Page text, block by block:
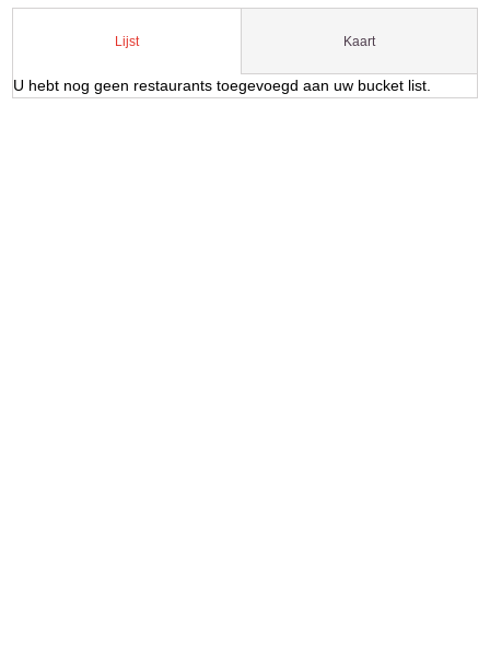
Lijst Kaart
U hebt nog geen restaurants toegevoegd aan uw bucket list.